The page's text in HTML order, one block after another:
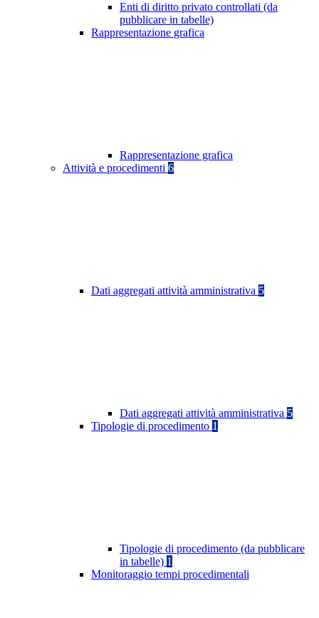
Enti di diritto privato controllati (da
pubblicare in tabelle)
Rappresentazione grafica
Rappresentazione grafica
Attività e procedimenti 6
Dati aggregati attività amministrativa 5
Dati aggregati attività amministrativa 5
Tipologie di procedimento 1
Tipologie di procedimento (da pubblicare
in tabelle) 1
Monitoraggio tempi procedimentali